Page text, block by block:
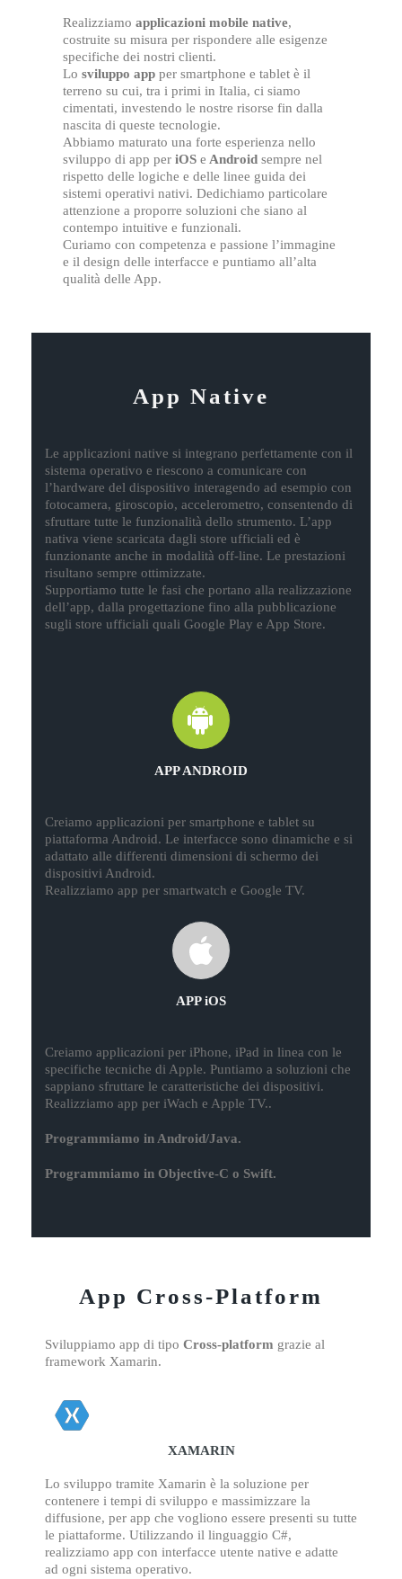
Realizziamo applicazioni mobile native,
costruite su misura per rispondere alle esigenze
specifiche dei nostri clienti.
Lo sviluppo app per smartphone e tablet è il
terreno su cui, tra i primi in Italia, ci siamo
cimentati, investendo le nostre risorse fin dalla
nascita di queste tecnologie.
Abbiamo maturato una forte esperienza nello
sviluppo di app per iOS e Android sempre nel
rispetto delle logiche e delle linee guida dei
sistemi operativi nativi. Dedichiamo particolare
attenzione a proporre soluzioni che siano al
contempo intuitive e funzionali.
Curiamo con competenza e passione l’immagine
e il design delle interfacce e puntiamo all’alta
qualità delle App.
App Native
Le applicazioni native si integrano perfettamente con il
sistema operativo e riescono a comunicare con
l’hardware del dispositivo interagendo ad esempio con
fotocamera, giroscopio, accelerometro, consentendo di
sfruttare tutte le funzionalità dello strumento. L’app
nativa viene scaricata dagli store ufficiali ed è
funzionante anche in modalità off-line. Le prestazioni
risultano sempre ottimizzate.
Supportiamo tutte le fasi che portano alla realizzazione
dell’app, dalla progettazione fino alla pubblicazione
sugli store ufficiali quali Google Play e App Store.
APP ANDROID
Creiamo applicazioni per smartphone e tablet su
piattaforma Android. Le interfacce sono dinamiche e si
adattato alle differenti dimensioni di schermo dei
dispositivi Android.
Realizziamo app per smartwatch e Google TV.
APP iOS
Creiamo applicazioni per iPhone, iPad in linea con le
specifiche tecniche di Apple. Puntiamo a soluzioni che
sappiano sfruttare le caratteristiche dei dispositivi.
Realizziamo app per iWach e Apple TV..
Programmiamo in Android/Java.
Programmiamo in Objective-C o Swift.
App Cross-Platform
Sviluppiamo app di tipo Cross-platform grazie al
framework Xamarin.
XAMARIN
Lo sviluppo tramite Xamarin è la soluzione per
contenere i tempi di sviluppo e massimizzare la
diffusione, per app che vogliono essere presenti su tutte
le piattaforme. Utilizzando il linguaggio C#,
realizziamo app con interfacce utente native e adatte
ad ogni sistema operativo.